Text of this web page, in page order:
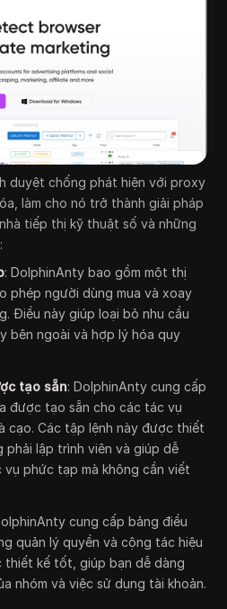
duyệt chống phát hiện với proxy
làm cho nó trở thành giải pháp
tiếp thị kỹ thuật số và những
: DolphinAnty bao gồm một thị
phép người dùng mua và xoay
Điều này giúp loại bỏ nhu cầu
bên ngoài và hợp lý hóa quy
tạo sẵn: DolphinAnty cung cấp
được tạo sẵn cho các tác vụ
cạo. Các tập lệnh này được thiết
phải lập trình viên và giúp dễ
phức tạp mà không cần viết
cung cấp bảng điều
quản lý quyền và cộng tác hiệu
thiết kế tốt, giúp bạn dễ dàng
nhóm và việc sử dụng tài khoản.